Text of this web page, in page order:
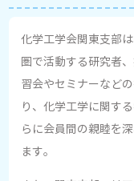
化学工学会関東支部
圏で活動する研究者
習会やセミナーなど
り、化学工学に関す
らに会員間の親睦を
ます。